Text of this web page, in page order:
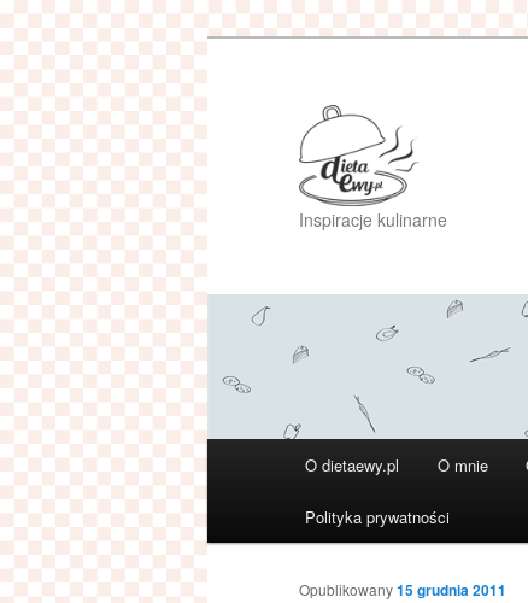
Przeskocz
do
tekstu
Inspiracje kulinarne
O dietaewy.pl O mnie
Polityka prywatności
Opublikowany15 grudnia 2011